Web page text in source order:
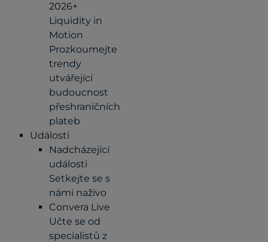
2026+
Liquidity in
Motion
Prozkoumejte
trendy
utvářející
budoucnost
přeshraničních
plateb
Události
Nadcházející
události
Setkejte se s
námi naživo
Convera Live
Učte se od
specialistů z